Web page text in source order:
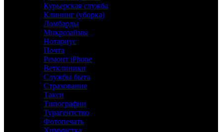
Курьерская служба
Клининг (уборка)
Ломбарды
Микрозаймы
Нотариус
Почта
Ремонт iPhone
Ветклиники
Службы быта
Страхование
Такси
Типографии
Турагентство
Фотопечать
Химчистка